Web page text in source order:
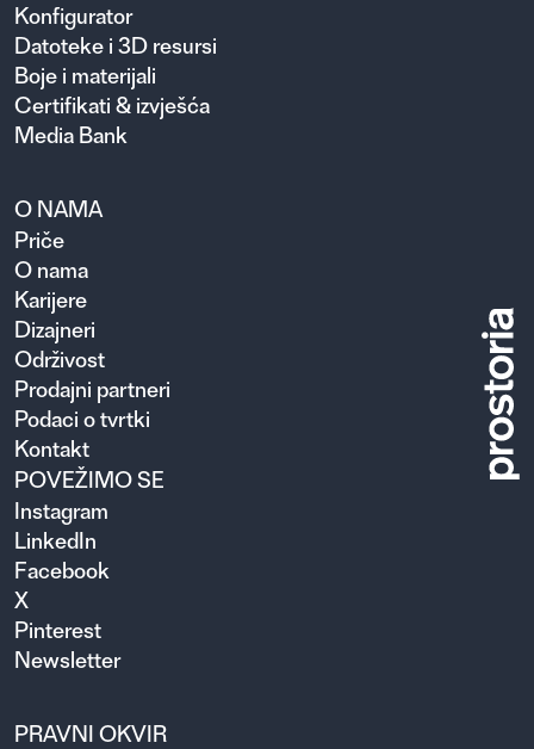
Konfigurator
Datoteke i 3D resursi
Boje i materijali
Certifikati & izvješća
Media Bank
O NAMA
Priče
O nama
Karijere
Dizajneri
Održivost
Prodajni partneri
Podaci o tvrtki
Kontakt
POVEŽIMO SE
Instagram
LinkedIn
Facebook
X
Pinterest
Newsletter
PRAVNI OKVIR